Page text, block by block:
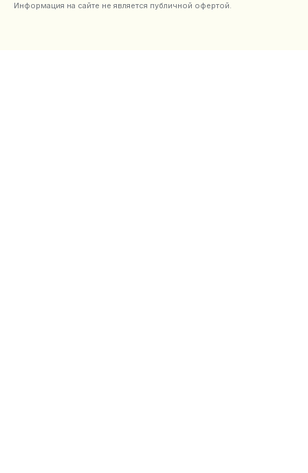
Информация на сайте не является публичной офертой.